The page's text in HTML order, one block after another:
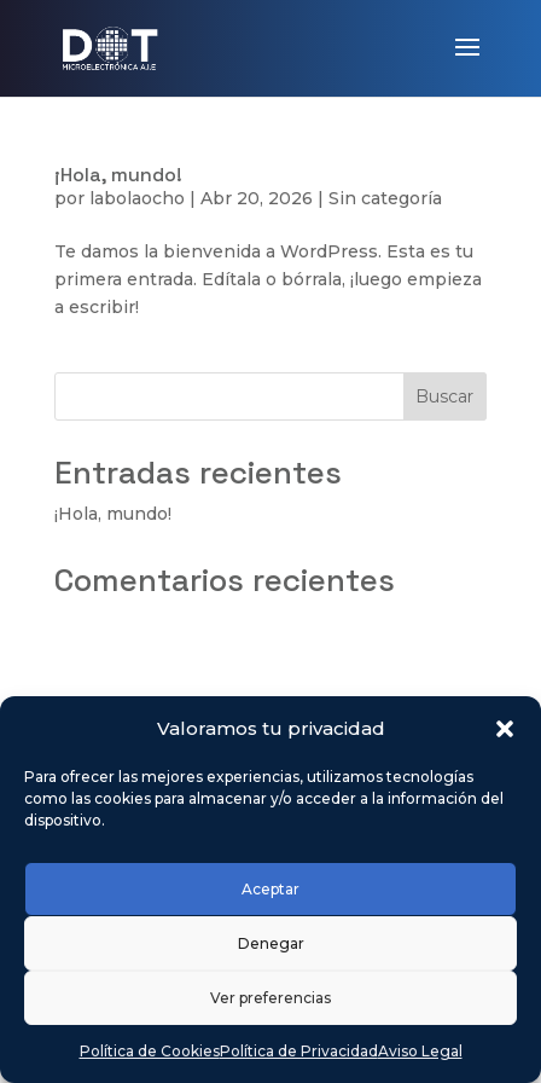
Valoramos tu privacidad
Para ofrecer las mejores experiencias, utilizamos tecnologías
como las cookies para almacenar y/o acceder a la información del
dispositivo.
Aceptar
Denegar
Ver preferencias
Política de CookiesPolítica de PrivacidadAviso Legal
¡Hola, mundo!
por labolaocho | Abr 20, 2026 | Sin categoría
Te damos la bienvenida a WordPress. Esta es tu
primera entrada. Edítala o bórrala, ¡luego empieza
a escribir!
Buscar
Entradas recientes
¡Hola, mundo!
Comentarios recientes